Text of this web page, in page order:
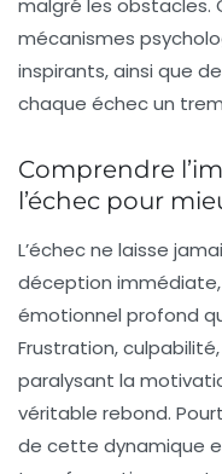
malgré les obstacles.
mécanismes
inspirants, ainsi que
chaque échec un
Comprendre
l’échec pour
L’échec ne laisse
déception
émotionnel profond
Frustration,
paralysant la
véritable rebond.
de cette dynamique